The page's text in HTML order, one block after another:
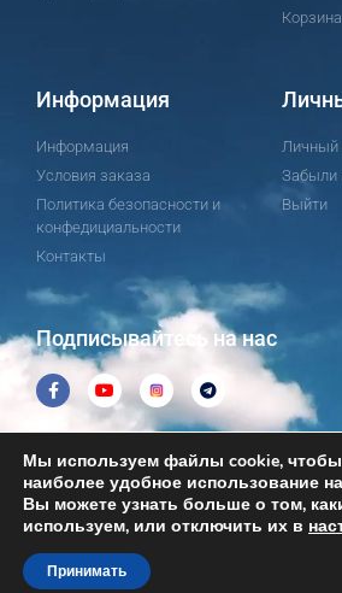
Корзина
Информация
Информация
Условия заказа
Политика безопасности и
конфедициальности
Контакты
Личный
Забыли
Выйти
Подписывайтесь на нас
© All rights reserved 2019 -2026 Helping
Made with to help.
Мы используем файлы cookie,
наиболее удобное использование
Вы можете узнать больше о том,
используем, или отключить их в
Принимать